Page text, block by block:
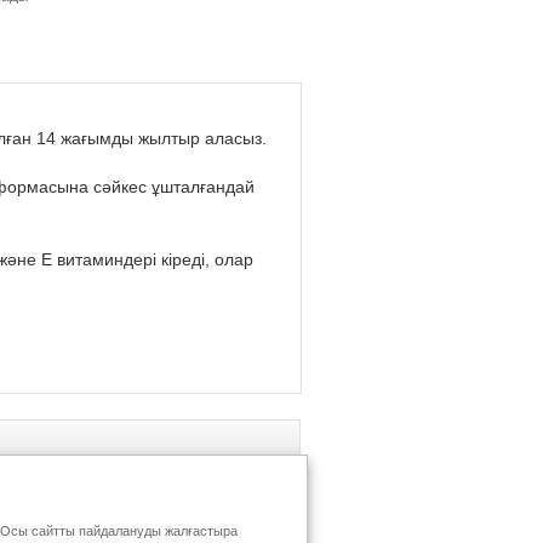
14 жағымды жылтыр аласыз.
формасына сәйкес ұшталғандай
Е витаминдері кіреді, олар
Осы сайтты пайдалануды жалғастыра